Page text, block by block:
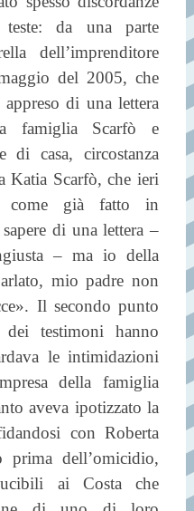
da una parte
dell’imprenditore
del 2005, che
di una lettera
famiglia Scarfò e
di casa, circostanza
Katia Scarfò, che ieri
come già fatto in
di una lettera –
– ma io della
mio padre non
Il secondo punto
testimoni hanno
le intimidazioni
della famiglia
aveva ipotizzato la
con Roberta
prima dell’omicidio,
ai Costa che